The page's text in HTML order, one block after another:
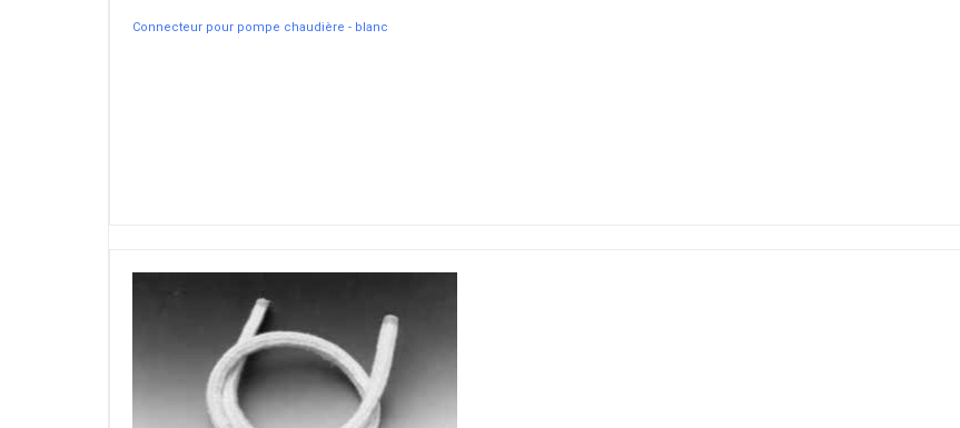
Connecteur pour pompe chaudière - blanc